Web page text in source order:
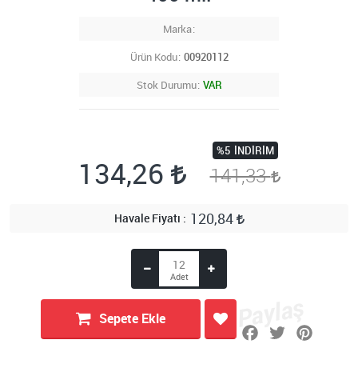
Marka
Ürün Kodu 00920112
Stok Durumu VAR
134,26
%5 İNDIRIM
141,33
Havale Fiyatı 120,84
Sepete Ekle